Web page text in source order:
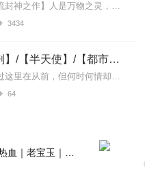
内容简介【黑暗文反派流封神之作】人是万物之灵，蛊是天地真精。一个穿越者不断重生的故事。一个养蛊、炼蛊、用蛊的奇特世界。配音组（男角色）老宝玉旁白...
3434
免费【AI多人有声剧】/【半天使】/【都市虐恋】
《半天使》凌薇我曾来过这里在从前，但何时何情却又无法言宣，我记得门前的青草蔓延，它的芬芳浓烈香甜，风声呢喃，光影围绕岸边。你曾属于我在从前，这是多久的事我却...
64